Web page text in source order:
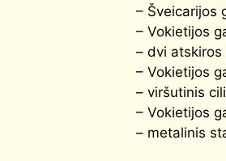
– Šveicarijos
– Vokietijos
– dvi atskiros
– Vokietijos
– viršutinis
– Vokietijos
– metalinis